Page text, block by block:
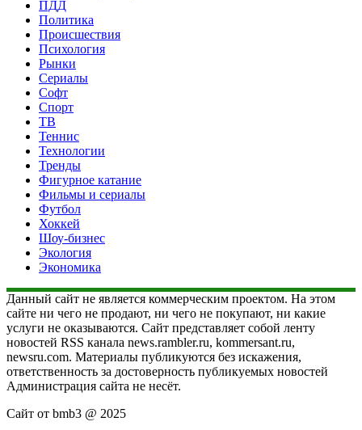
ПДД
Политика
Происшествия
Психология
Рынки
Сериалы
Софт
Спорт
ТВ
Теннис
Технологии
Тренды
Фигурное катание
Фильмы и сериалы
Футбол
Хоккей
Шоу-бизнес
Экология
Экономика
Данный сайт не является коммерческим проектом. На этом
сайте ни чего не продают, ни чего не покупают, ни какие
услуги не оказываются. Сайт представляет собой ленту
новостей RSS канала news.rambler.ru, kommersant.ru,
newsru.com. Материалы публикуются без искажения,
ответственность за достоверность публикуемых новостей
Администрация сайта не несёт.
Сайт от bmb3 @ 2025